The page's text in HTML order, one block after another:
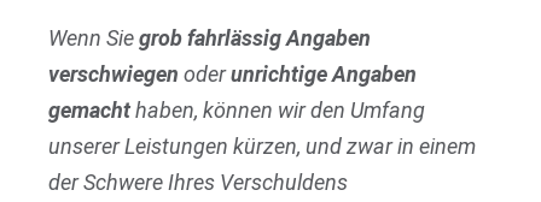
Wenn Siegrob fahrlässig Angaben
verschwiegen oderunrichtige Angaben
gemachthaben, können wir den Umfang
unserer Leistungen kürzen, und zwar in einem
der Schwere Ihres Verschuldens